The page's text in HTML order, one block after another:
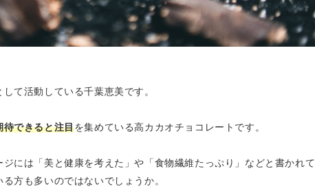
て活動している千葉恵美です。
待できると注目を集めている高カカオチョコレートです。
には「美と健康を考えた」や「食物繊維たっぷり」などと書かれて
方も多いのではないでしょうか。